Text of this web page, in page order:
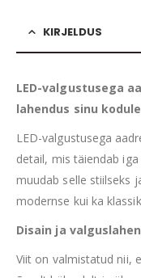
KIRJELDUS
LED-valgustusega
lahendus sinu kodule
LED-valgustusega
detail, mis täiendab
muudab selle stiilseks
modernse kui ka
Disain ja
Viit on valmistatud nii,